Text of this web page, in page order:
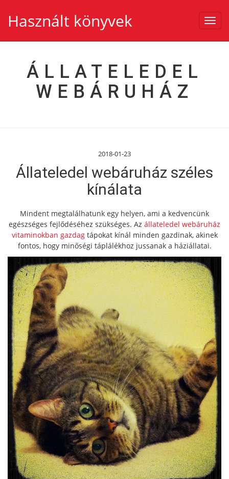
Használt könyvek
ÁLLATELEDEL
WEBÁRUHÁZ
2018-01-23
Állateledel webáruház széles
kínálata
Mindent megtalálhatunk egy helyen, ami a kedvencünk
egészséges fejlődéséhez szükséges. Az állateledel webáruház
vitaminokban gazdagtápokat kínál minden gazdinak, akinek
fontos, hogy minőségi táplálékhoz jussanak a háziállatai.